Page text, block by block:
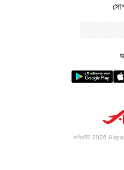
কপিরাইট 2026